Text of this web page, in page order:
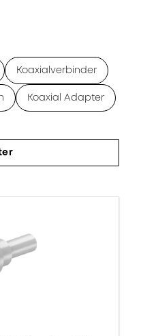
Koaxialverbinder
Koaxial Adapter